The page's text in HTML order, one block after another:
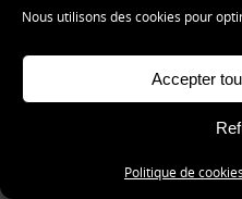
Nous utilisons des cookies pour
Accepter
Politique de cookies